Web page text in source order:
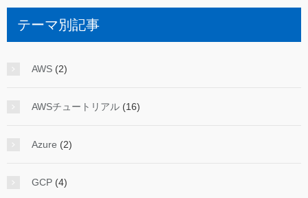
テーマ別記事
AWS (2)
AWSチュートリアル (16)
Azure (2)
GCP (4)